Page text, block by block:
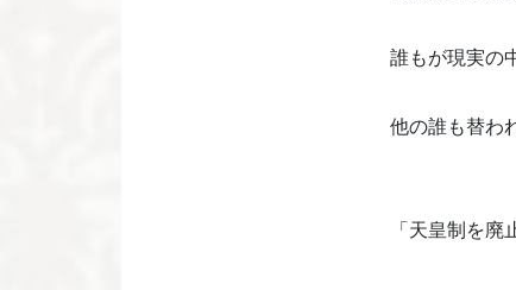
誰もが現実の
他の誰も替わ
「天皇制を